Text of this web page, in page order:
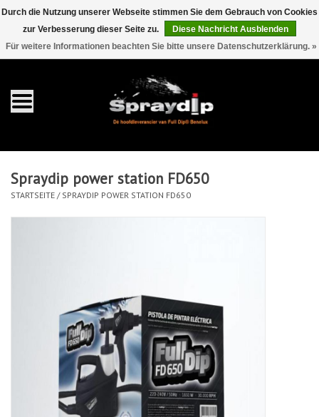
EUR 0 Artikel - €0,00
Gallonen
Sprays
Sets
Detaillierung
Spraydip power station FD650
STARTSEITE / SPRAYDIP POWER STATION FD650
Durch die Nutzung unserer Webseite stimmen Sie dem Gebrauch von Cookies
zur Verbesserung dieser Seite zu.
Diese Nachricht Ausblenden
Für weitere Informationen beachten Sie bitte unsere Datenschutzerklärung. »